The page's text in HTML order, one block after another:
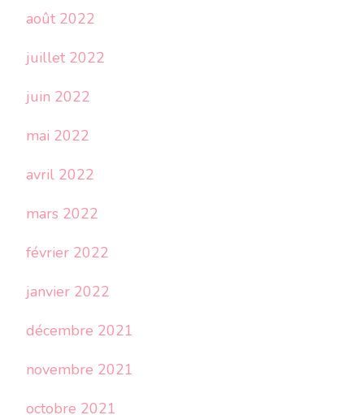
août 2022
juillet 2022
juin 2022
mai 2022
avril 2022
mars 2022
février 2022
janvier 2022
décembre 2021
novembre 2021
octobre 2021